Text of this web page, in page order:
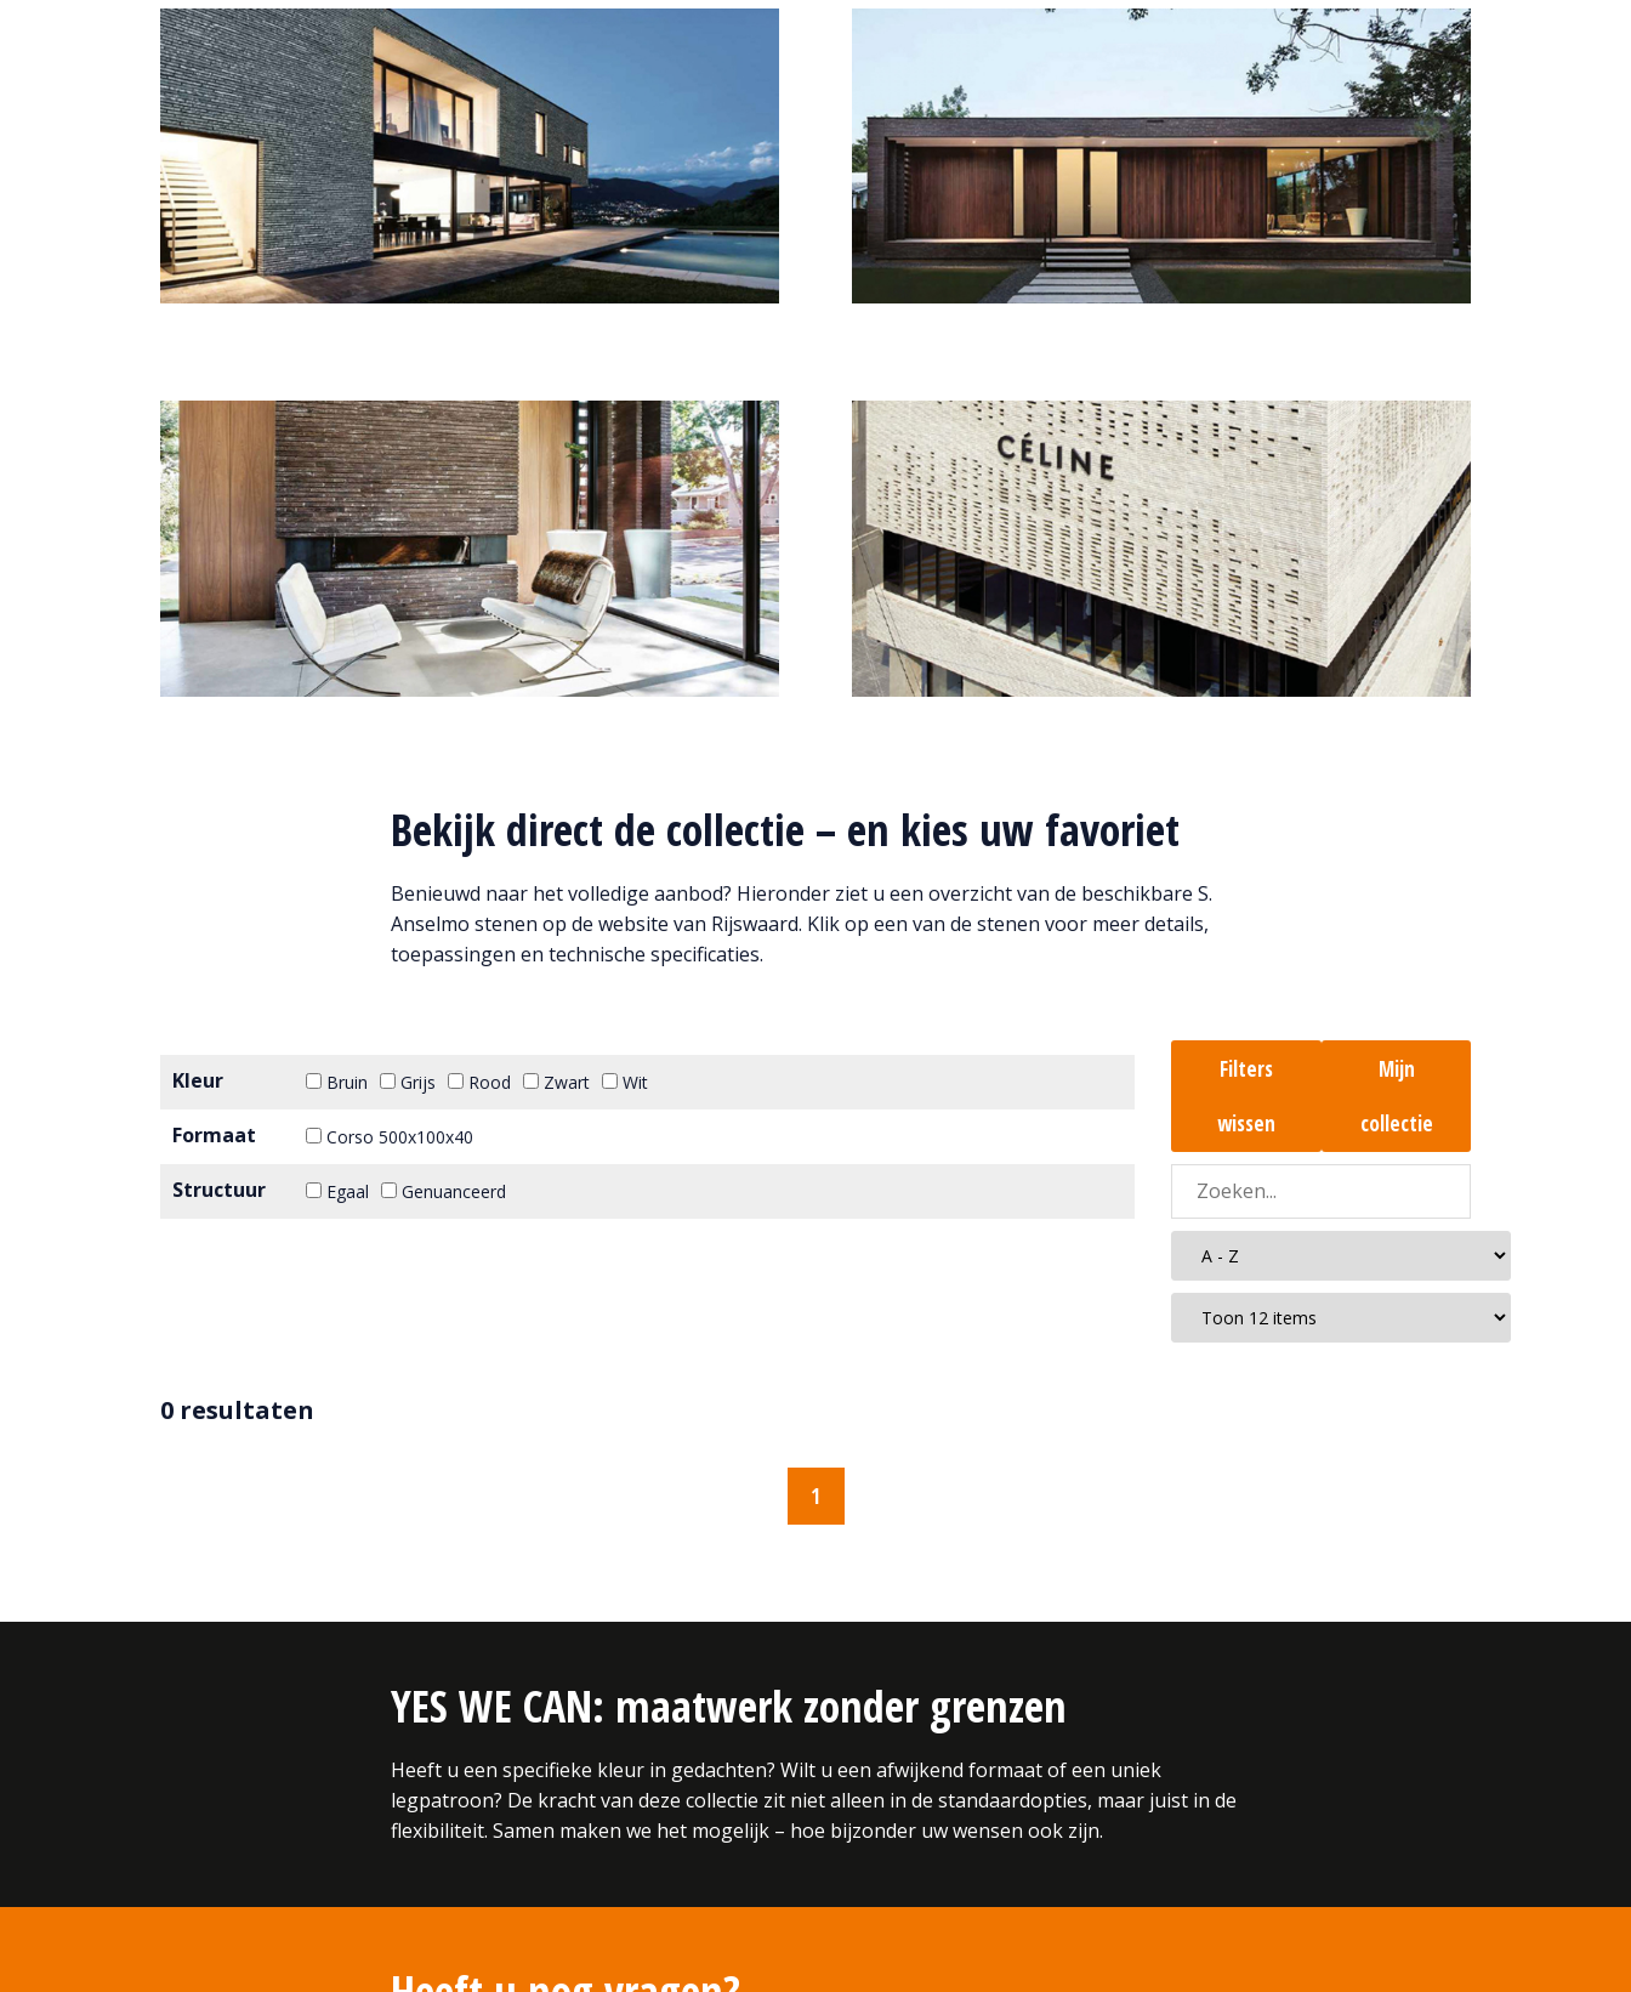
Bekijk direct de collectie – en kies uw favoriet
Benieuwd naar het volledige aanbod? Hieronder ziet u een overzicht van de beschikbare S.
Anselmo stenen op de website van Rijswaard. Klik op een van de stenen voor meer details,
toepassingen en technische specificaties.
Kleur Bruin Grijs Rood Zwart Wit
Formaat Corso 500x100x40
Structuur Egaal Genuanceerd
Filters
wissen
Mijn
collectie
0 resultaten
1
YES WE CAN: maatwerk zonder grenzen
Heeft u een specifieke kleur in gedachten? Wilt u een afwijkend formaat of een uniek
legpatroon? De kracht van deze collectie zit niet alleen in de standaardopties, maar juist in de
flexibiliteit. Samen maken we het mogelijk – hoe bijzonder uw wensen ook zijn.